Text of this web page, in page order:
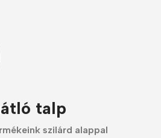
talp
szilárd alappal